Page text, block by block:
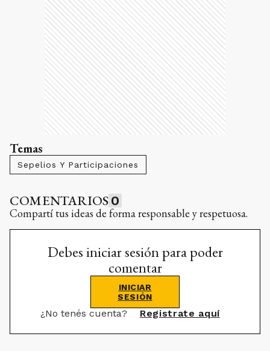
Temas
Sepelios Y Participaciones
COMENTARIOS 0
Compartí tus ideas de forma responsable y respetuosa.
Debes iniciar sesión para poder
comentar
INICIAR
SESIÓN
¿No tenés cuenta? Registrate aquí